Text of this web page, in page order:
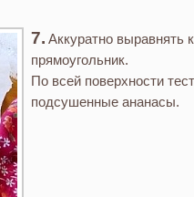
Аккуратно выравнять
прямоугольник.
По всей поверхности
подсушенные ананасы.